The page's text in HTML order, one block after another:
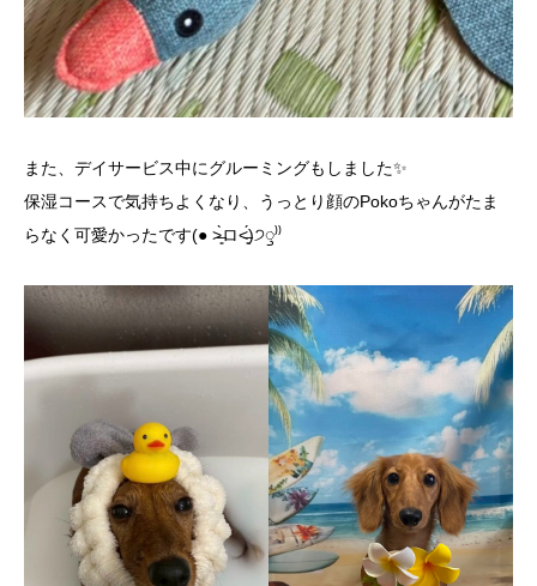
また、デイサービス中にグルーミングもしました✨
保湿コースで気持ちよくなり、うっとり顔のPokoちゃんがたま
らなく可愛かったです(● ˃̶͈̀ロ˂̶͈́)੭ꠥ⁾⁾